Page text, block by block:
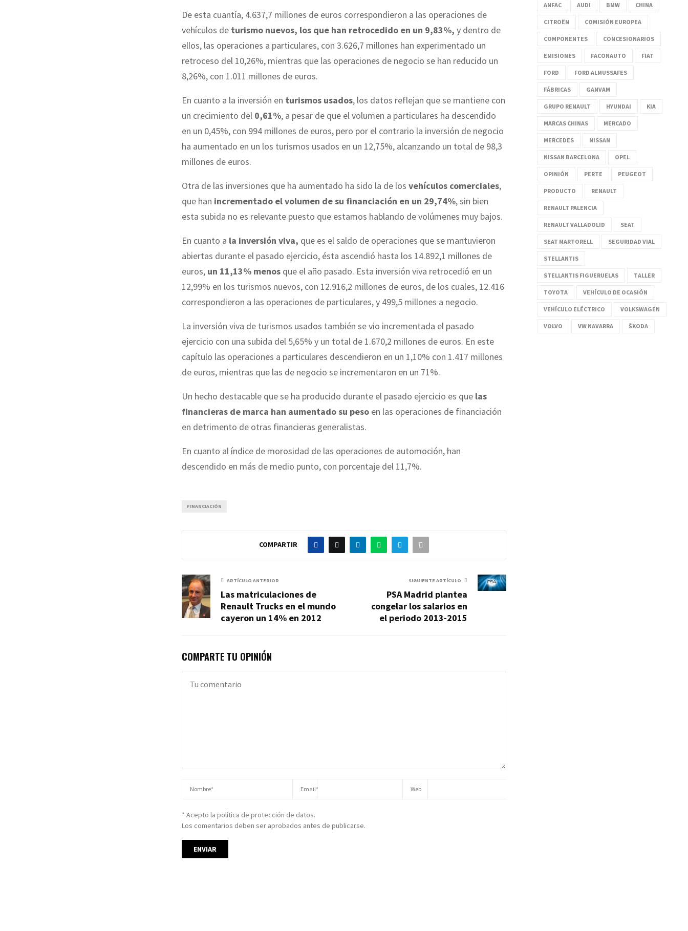
De esta cuantía, 4.637,7 millones de euros correspondieron a las operaciones de
vehículos de turismo nuevos, los que han retrocedido en un 9,83%, y dentro de
ellos, las operaciones a particulares, con 3.626,7 millones han experimentado un
retroceso del 10,26%, mientras que las operaciones de negocio se han reducido un
8,26%, con 1.011 millones de euros.
En cuanto a la inversión en turismos usados, los datos reflejan que se mantiene con
un crecimiento del 0,61%, a pesar de que el volumen a particulares ha descendido
en un 0,45%, con 994 millones de euros, pero por el contrario la inversión de negocio
ha aumentado en un los turismos usados en un 12,75%, alcanzando un total de 98,3
millones de euros.
Otra de las inversiones que ha aumentado ha sido la de los vehículos comerciales,
que han incrementado el volumen de su financiación en un 29,74%, sin bien
esta subida no es relevante puesto que estamos hablando de volúmenes muy bajos.
En cuanto a la inversión viva, que es el saldo de operaciones que se mantuvieron
abiertas durante el pasado ejercicio, ésta ascendió hasta los 14.892,1 millones de
euros, un 11,13% menos que el año pasado. Esta inversión viva retrocedió en un
12,99% en los turismos nuevos, con 12.916,2 millones de euros, de los cuales, 12.416
correspondieron a las operaciones de particulares, y 499,5 millones a negocio.
La inversión viva de turismos usados también se vio incrementada el pasado
ejercicio con una subida del 5,65% y un total de 1.670,2 millones de euros. En este
capítulo las operaciones a particulares descendieron en un 1,10% con 1.417 millones
de euros, mientras que las de negocio se incrementaron en un 71%.
Un hecho destacable que se ha producido durante el pasado ejercicio es que las
financieras de marca han aumentado su peso en las operaciones de financiación
en detrimento de otras financieras generalistas.
En cuanto al índice de morosidad de las operaciones de automoción, han
descendido en más de medio punto, con porcentaje del 11,7%.
FINANCIACIÓN
COMPARTIR
ARTÍCULO ANTERIOR
Las matriculaciones de
Renault Trucks en el mundo
cayeron un 14% en 2012
SIGUIENTE ARTÍCULO
PSA Madrid plantea
congelar los salarios en
el periodo 2013-2015
COMPARTE TU OPINIÓN
* Acepto la política de protección de datos.
Los comentarios deben ser aprobados antes de publicarse.
ANFAC AUDI BMW CHINA
CITROËN COMISIÓN EUROPEA
COMPONENTES CONCESIONARIOS
EMISIONES FACONAUTO FIAT
FORD FORD ALMUSSAFES
FÁBRICAS GANVAM
GRUPO RENAULT HYUNDAI KIA
MARCAS CHINAS MERCADO
MERCEDES NISSAN
NISSAN BARCELONA OPEL
OPINIÓN PERTE PEUGEOT
PRODUCTO RENAULT
RENAULT PALENCIA
RENAULT VALLADOLID SEAT
SEAT MARTORELL SEGURIDAD VIAL
STELLANTIS
STELLANTIS FIGUERUELAS TALLER
TOYOTA VEHÍCULO DE OCASIÓN
VEHÍCULO ELÉCTRICO VOLKSWAGEN
VOLVO VW NAVARRA ŠKODA